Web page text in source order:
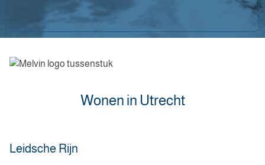
Wonen in Utrecht
Leidsche Rijn